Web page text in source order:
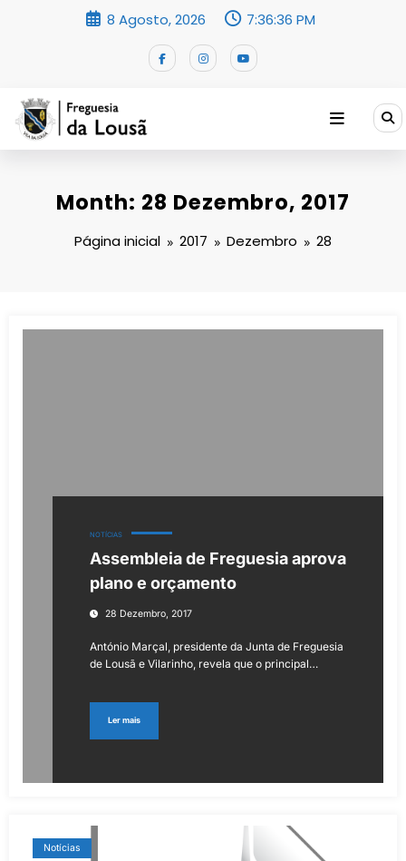
8 Agosto, 2026 7:36:37 PM
Month: 28 Dezembro, 2017
Página inicial 2017 Dezembro 28
NOTÍCIAS
Assembleia de Freguesia aprova
plano e orçamento
28 Dezembro, 2017
António Marçal, presidente da Junta de Freguesia
de Lousã e Vilarinho, revela que o principal…
Ler mais
Notícias